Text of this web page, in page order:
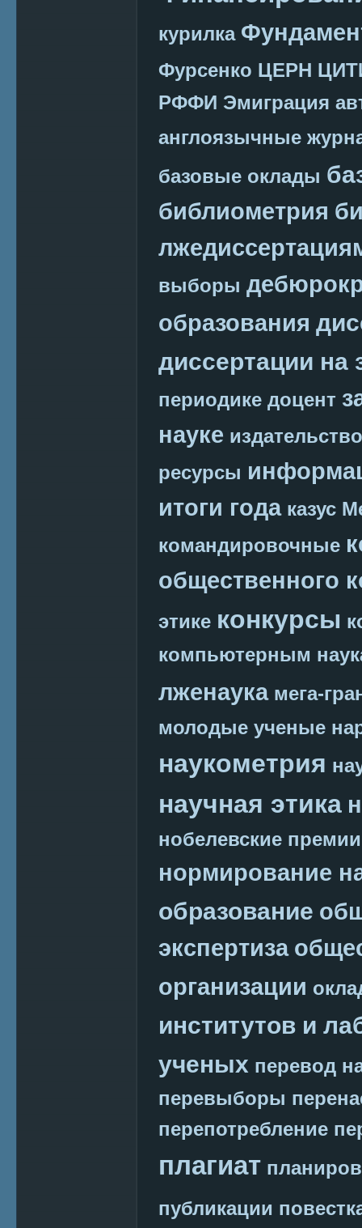
курилка
Фурсенко ЦЕРН
РФФИ Эмиграция
англоязычные
базовые оклады
библиометрия
выборы
образования
диссертации на
периодике доцент
науке издательство
ресурсы
итоги года казус
командировочные
общественного
этике конкурсы
компьютерным
лженаука мега-
молодые ученые
наукометрия
научная этика
нобелевские премии
нормирование
образование
экспертиза
организации
институтов и
ученых перевод
перевыборы
перепотребление
плагиат
публикации